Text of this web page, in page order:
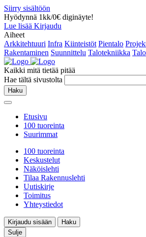
Siirry sisältöön
Hyödynnä 1kk/0€ diginäyte!
Lue lisää Kirjaudu
Aiheet
Arkkitehtuuri Infra Kiinteistöt Pientalo
Rakentaminen Suunnittelu Talotekniikka
Kaikki mitä tietää pitää
Hae tältä sivustolta
Haku
Etusivu
100 tuoreinta
Suurimmat
100 tuoreinta
Keskustelut
Näköislehti
Tilaa Rakennuslehti
Uutiskirje
Toimitus
Yhteystiedot
Kirjaudu sisään
Haku
Sulje